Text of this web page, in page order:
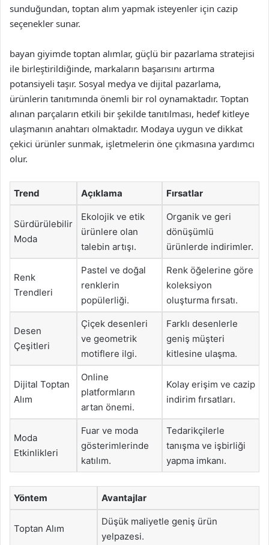
sunduğundan, toptan alım yapmak isteyenler için cazip
seçenekler sunar.
bayan giyimde toptan alımlar, güçlü bir pazarlama stratejisi
ile birleştirildiğinde, markaların başarısını artırma
potansiyeli taşır. Sosyal medya ve dijital pazarlama,
ürünlerin tanıtımında önemli bir rol oynamaktadır. Toptan
alınan parçaların etkili bir şekilde tanıtılması, hedef kitleye
ulaşmanın anahtarı olmaktadır. Modaya uygun ve dikkat
çekici ürünler sunmak, işletmelerin öne çıkmasına yardımcı
olur.
Trend Açıklama Fırsatlar
Sürdürülebilir
Moda
Ekolojik ve etik
ürünlere olan
talebin artışı.
Organik ve geri
dönüşümlü
ürünlerde indirimler.
Renk
Trendleri
Pastel ve doğal
renklerin
popülerliği.
Renk öğelerine göre
koleksiyon
oluşturma fırsatı.
Desen
Çeşitleri
Çiçek desenleri
ve geometrik
motiflere ilgi.
Farklı desenlerle
geniş müşteri
kitlesine ulaşma.
Dijital Toptan
Alım
Online
platformların
artan önemi.
Kolay erişim ve cazip
indirim fırsatları.
Moda
Etkinlikleri
Fuar ve moda
gösterimlerinde
katılım.
Tedarikçilerle
tanışma ve işbirliği
yapma imkanı.
Yöntem Avantajlar
Toptan Alım
Düşük maliyetle geniş ürün
yelpazesi.